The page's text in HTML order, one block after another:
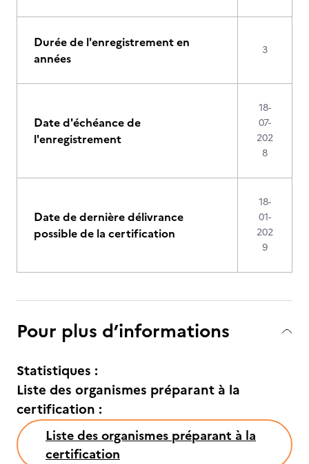
Durée de l'enregistrement en
années
3
Date d'échéance de
l'enregistrement
18-
07-
202
8
Date de dernière délivrance
possible de la certification
18-
01-
202
9
Pour plus d’informations
Statistiques :
Liste des organismes préparant à la
certification :
Liste des organismes préparant à la
certification